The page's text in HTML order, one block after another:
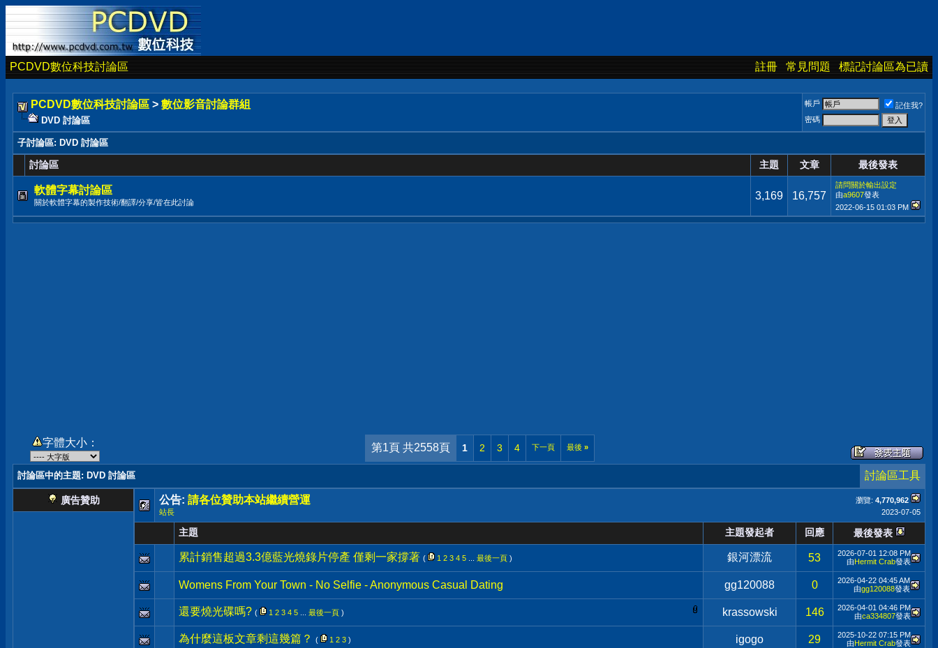
PCDVD數位科技討論區 註冊 常見問題 標記討論區為已讀
PCDVD數位科技討論區 > 數位影音討論群組
DVD 討論區
帳戶
記住我?
密碼
子討論區: DVD 討論區
討論區 主題 文章 最後發表
軟體字幕討論區
關於軟體字幕的製作技術/翻譯/分享/皆在此討論
3,169 16,757
請問關於輸出設定
由a9607發表
2022-06-15 01:03 PM
字體大小： 第1頁 共2558頁 1 2 3 4 下一頁 最後 »
討論區中的主題: DVD 討論區 討論區工具
廣告贊助 瀏覽: 4,770,962
公告: 請各位贊助本站繼續營運
2023-07-05
站長
主題 主題發起者 回應 最後發表
累計銷售超過3.3億藍光燒錄片停產 僅剩一家撐著 ( 1 2 3 4 5 最後一頁 ) 銀河漂流 53 2026-07-01 12:08 PM
由Hermit Crab發表
Womens From Your Town - No Selfie - Anonymous Casual Dating gg120088 0 2026-04-22 04:45 AM
由gg120088發表
還要燒光碟嗎? ( 1 2 3 4 5 最後一頁 ) krassowski 146 2026-04-01 04:46 PM
由ca334807發表
為什麼這板文章剩這幾篇？ ( 1 2 3 ) igogo 29 2025-10-22 07:15 PM
由Hermit Crab發表